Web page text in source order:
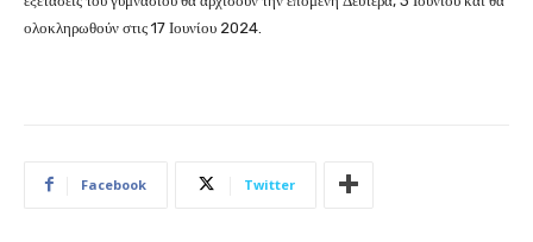
ολοκληρωθούν στις 17 Ιουνίου 2024.
Facebook Twitter